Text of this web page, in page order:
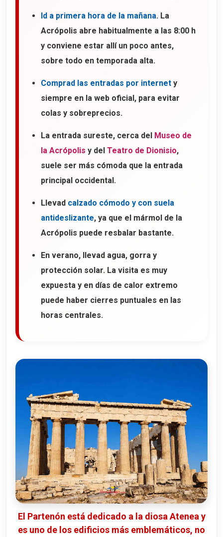
Id a primera hora de la mañana. La
Acrópolis abre habitualmente a las 8:00 h
y conviene estar allí un poco antes,
sobre todo en temporada alta.
Comprad las entradas por internet y
siempre en la web oficial, para evitar
colas y sobreprecios.
La entrada sureste, cerca del
Museo de
la Acrópolis y del Teatro de Dionisio,
suele ser más cómoda que la entrada
principal occidental.
Llevad calzado cómodo y con suela
antideslizante, ya que el mármol de la
Acrópolis puede resbalar bastante.
En verano, llevad agua, gorra y
protección solar. La visita es muy
expuesta y en días de calor extremo
puede haber cierres puntuales en las
horas centrales.
El Partenón está dedicado a la diosa Atenea y
es uno de los edificios más emblemáticos, no